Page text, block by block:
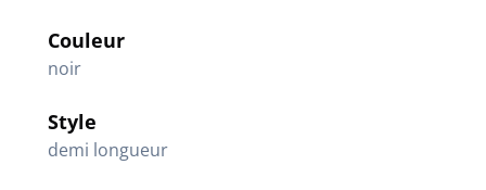
Couleur
noir
Style
demi longueur